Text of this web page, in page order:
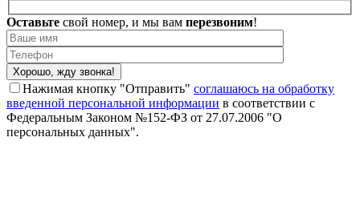
Оставьте свой номер, и мы вам перезвоним!
Нажимая кнопку "Отправить" соглашаюсь на обработку
введенной персональной информации в соответствии с
Федеральным Законом №152-ФЗ от 27.07.2006 "О
персональных данных".